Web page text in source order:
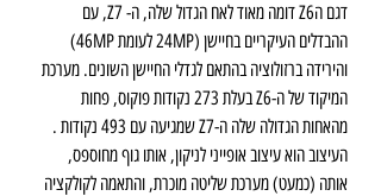
דגם הZ6 דומה מאוד לאח הגדול שלה, ה- Z7, עם
ההבדלים העיקריים בחיישן (24MP לעומת 46MP)
והירידה ברזולוציה בהתאם לגדלי החיישן השונים. מערכת
המיקוד של ה-Z6 בעלת 273 נקודות פוקוס, פחות
מהאחות הגדולה שלה ה-Z7 שמגיעה עם 493 נקודות .
העיצוב הוא עיצוב אופייני לניקון, אותו גוף מחוספס,
אותה (כמעט) מערכת שליטה מוכרת, והתאמה לקולקציה